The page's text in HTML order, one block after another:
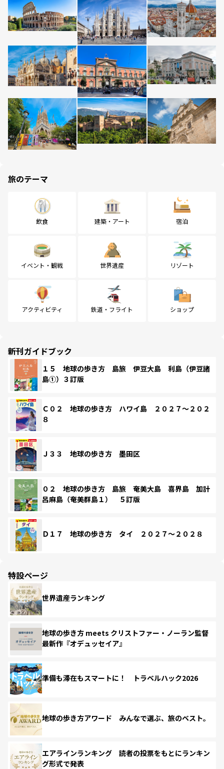
旅のテーマ
飲食 建築・アート 宿泊
イベント・観戦 世界遺産 リゾート
アクティビティ 鉄道・フライト ショップ
新刊ガイドブック
１５ 地球の歩き方 島旅 伊豆大島 利島（伊豆諸
島①）３訂版
Ｃ０２ 地球の歩き方 ハワイ島 ２０２７～２０２
８
Ｊ３３ 地球の歩き方 墨田区
０２ 地球の歩き方 島旅 奄美大島 喜界島 加計
呂麻島（奄美群島１） ５訂版
Ｄ１７ 地球の歩き方 タイ ２０２７～２０２８
特設ページ
世界遺産ランキング
地球の歩き方 meets クリストファー・ノーラン監督
最新作『オデュッセイア』
準備も滞在もスマートに！ トラベルハック2026
地球の歩き方アワード みんなで選ぶ、旅のベスト。
エアラインランキング 読者の投票をもとにランキン
グ形式で発表